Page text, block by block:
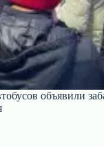
объявили